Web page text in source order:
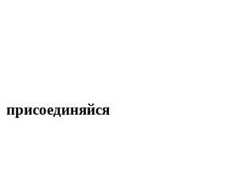
присоединяйся